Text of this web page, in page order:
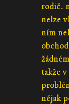
rodič.
nelze
ním
takže
nějak